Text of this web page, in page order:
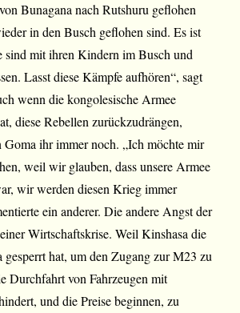
Bunagana nach Rutshuru geflohen
in den Busch geflohen sind. Es ist
sind mit ihren Kindern im Busch und
Lasst diese Kämpfe aufhören“, sagt
wenn die kongolesische Armee
diese Rebellen zurückzudrängen,
Goma ihr immer noch. „Ich möchte mir
weil wir glauben, dass unsere Armee
wir werden diesen Krieg immer
ein anderer. Die andere Angst der
Wirtschaftskrise. Weil Kinshasa die
gesperrt hat, um den Zugang zur M23 zu
Durchfahrt von Fahrzeugen mit
und die Preise beginnen, zu